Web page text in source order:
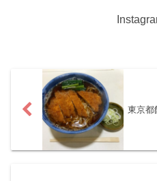
東京都